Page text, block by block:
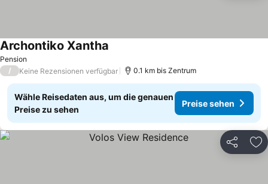
Pension
Archontiko Xantha
/ Keine Rezensionen verfügbar 0.1 km bis Zentrum
Wähle Reisedaten aus, um die genauen
Preise zu sehen
Preise sehen
Teilen